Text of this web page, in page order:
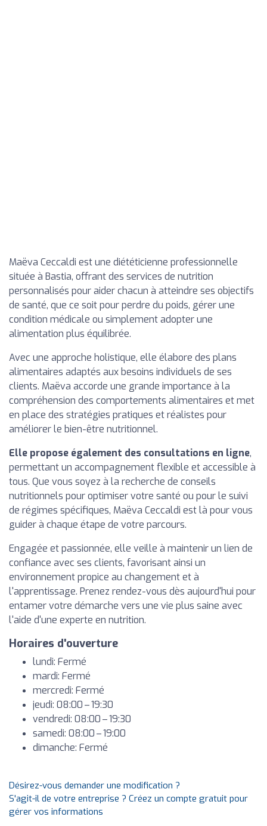
Maëva Ceccaldi est une diététicienne professionnelle
située à Bastia, offrant des services de nutrition
personnalisés pour aider chacun à atteindre ses objectifs
de santé, que ce soit pour perdre du poids, gérer une
condition médicale ou simplement adopter une
alimentation plus équilibrée.
Avec une approche holistique, elle élabore des plans
alimentaires adaptés aux besoins individuels de ses
clients. Maëva accorde une grande importance à la
compréhension des comportements alimentaires et met
en place des stratégies pratiques et réalistes pour
améliorer le bien-être nutritionnel.
Elle propose également des consultations en ligne,
permettant un accompagnement flexible et accessible à
tous. Que vous soyez à la recherche de conseils
nutritionnels pour optimiser votre santé ou pour le suivi
de régimes spécifiques, Maëva Ceccaldi est là pour vous
guider à chaque étape de votre parcours.
Engagée et passionnée, elle veille à maintenir un lien de
confiance avec ses clients, favorisant ainsi un
environnement propice au changement et à
l'apprentissage. Prenez rendez-vous dès aujourd'hui pour
entamer votre démarche vers une vie plus saine avec
l'aide d'une experte en nutrition.
Horaires d'ouverture
lundi: Fermé
mardi: Fermé
mercredi: Fermé
jeudi: 08:00 – 19:30
vendredi: 08:00 – 19:30
samedi: 08:00 – 19:00
dimanche: Fermé
Désirez-vous demander une modification ?
S'agit-il de votre entreprise ? Créez un compte gratuit pour
gérer vos informations